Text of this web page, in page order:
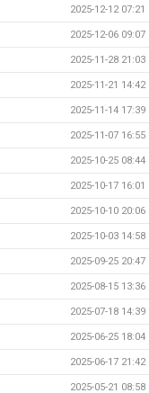
2025-12-12 07:21
2025-12-06 09:07
2025-11-28 21:03
2025-11-21 14:42
2025-11-14 17:39
2025-11-07 16:55
2025-10-25 08:44
2025-10-17 16:01
2025-10-10 20:06
2025-10-03 14:58
2025-09-25 20:47
2025-08-15 13:36
2025-07-18 14:39
2025-06-25 18:04
2025-06-17 21:42
2025-05-21 08:58